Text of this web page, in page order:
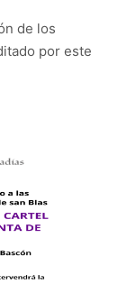
de los
por este